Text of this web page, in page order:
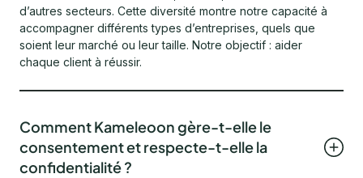
d’autres secteurs. Cette diversité montre notre capacité à
accompagner différents types d’entreprises, quels que
soient leur marché ou leur taille. Notre objectif : aider
chaque client à réussir.
Comment Kameleoon gère-t-elle le
consentement et respecte-t-elle la
confidentialité ?